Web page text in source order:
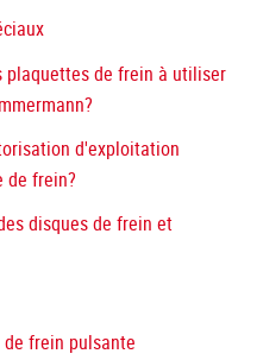
plaquettes de frein à utiliser
d'exploitation
de frein?
disques de frein et
frein pulsante